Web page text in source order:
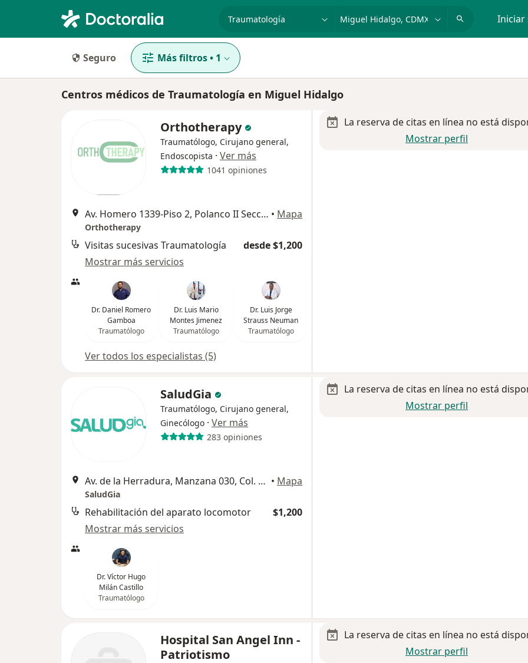
especialidad, enfermedad o nombre Iniciar
Seguro Más filtros• 1
Centros médicos de Traumatología en Miguel Hidalgo
Orthotherapy
Traumatólogo, Cirujano general,
Endoscopista · Ver más
1041 opiniones
Av. Homero 1339-Piso 2, Polanco II Seccion, Miguel Hidalgo • Mapa
Orthotherapy
Visitas sucesivas Traumatología
desde $1,200
Mostrar más servicios
Dr. Daniel Romero
Gamboa
Traumatólogo
Dr. Luis Mario
Montes Jimenez
Traumatólogo
Dr. Luis Jorge
Strauss Neuman
Traumatólogo
Ver todos los especialistas (5)
La reserva de citas en línea no está
Mostrar perfil
SaludGia
Traumatólogo, Cirujano general,
Ginecólogo · Ver más
283 opiniones
Av. de la Herradura, Manzana 030, Col. Country Club, Naucalpan de Juárez • Mapa
SaludGia
Rehabilitación del aparato locomotor
$1,200
Mostrar más servicios
Dr. Víctor Hugo
Milán Castillo
Traumatólogo
La reserva de citas en línea no está
Mostrar perfil
Hospital San Angel Inn -
Patriotismo
La reserva de citas en línea no está
Mostrar perfil